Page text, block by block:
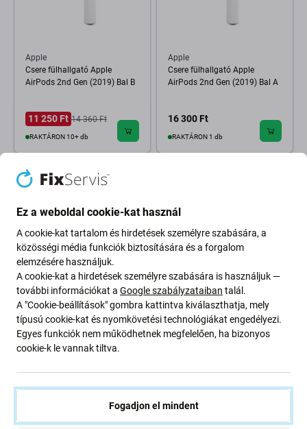
Apple
Csere fülhallgató Apple
AirPods 2nd Gen (2019) Bal B
11 250 Ft 14 360 Ft
RAKTÁRON 10+ db
Apple
Csere fülhallgató Apple
AirPods 2nd Gen (2019) Bal A
16 300 Ft
RAKTÁRON 1 db
Going Green
dioxid-kibocsátásunkat. Olvasson többet arról, hogyan
alakítjuk át folyamatainkat a szénlábnyomunk
csökkentése érdekében.
Ez a weboldal cookie-kat használ
A cookie-kat tartalom és hirdetések személyre szabására, a
közösségi média funkciók biztosítására és a forgalom
elemzésére használjuk.
A cookie-kat a hirdetések személyre szabására is használjuk —
további információkat a Google szabályzataiban talál.
A "Cookie-beállítások" gombra kattintva kiválaszthatja, mely
típusú cookie-kat és nyomkövetési technológiákat engedélyezi.
Egyes funkciók nem működhetnek megfelelően, ha bizonyos
cookie-k le vannak tiltva.
Fogadjon el mindent